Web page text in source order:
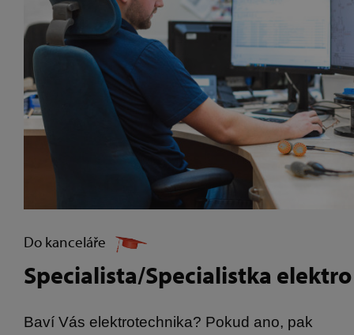
Do kanceláře
Specialista/Specialistka elektro
Baví Vás elektrotechnika? Pokud ano, pak